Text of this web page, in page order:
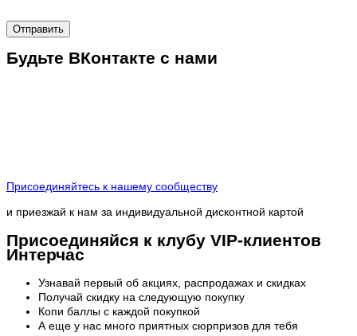
Отправить
Будьте ВКонтакте с нами
Присоединяйтесь к нашему сообществу
и приезжай к нам за индивидуальной дисконтной картой
Присоединяйся к клубу VIP-клиентов
Интерчас
Узнавай первый об акциях, распродажах и скидках
Получай скидку на следующую покупку
Копи баллы с каждой покупкой
А еще у нас много приятных сюрпризов для тебя